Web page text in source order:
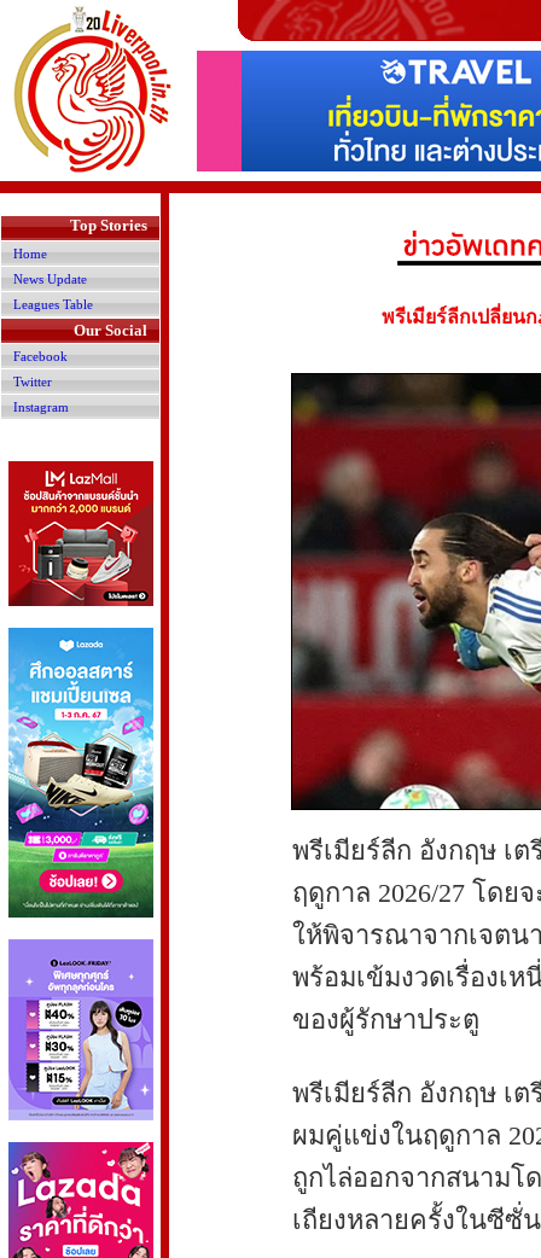
Top Stories
Home
News Update
Leagues Table
Our Social
Facebook
Twitter
Instagram
พรีเมียร์ลีกเปลี่ยน
พรีเมียร์ลีก อังกฤษ เ
ฤดูกาล 2026/27 โด
ให้พิจารณาจากเจตน
พร้อมเข้มงวดเรื่องเห
ของผู้รักษาประตู
พรีเมียร์ลีก อังกฤษ เ
ผมคู่แข่งในฤดูกาล
ถูกไล่ออกจากสนามโ
เถียงหลายครั้งในซีซั่